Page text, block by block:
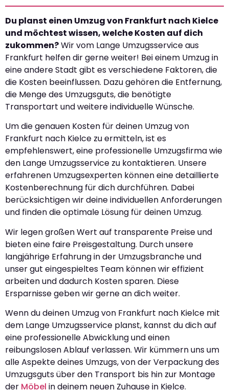
Du planst einen Umzug von Frankfurt nach Kielce
und möchtest wissen, welche Kosten auf dich
zukommen?Wir vom Lange Umzugsservice aus
Frankfurt helfen dir gerne weiter! Bei einem Umzug in
eine andere Stadt gibt es verschiedene Faktoren, die
die Kosten beeinflussen. Dazu gehören die Entfernung,
die Menge des Umzugsguts, die benötigte
Transportart und weitere individuelle Wünsche.
Um die genauen Kosten für deinen Umzug von
Frankfurt nach Kielce zu ermitteln, ist es
empfehlenswert, eine professionelle Umzugsfirma wie
den Lange Umzugsservice zu kontaktieren. Unsere
erfahrenen Umzugsexperten können eine detaillierte
Kostenberechnung für dich durchführen. Dabei
berücksichtigen wir deine individuellen Anforderungen
und finden die optimale Lösung für deinen Umzug.
Wir legen großen Wert auf transparente Preise und
bieten eine faire Preisgestaltung. Durch unsere
langjährige Erfahrung in der Umzugsbranche und
unser gut eingespieltes Team können wir effizient
arbeiten und dadurch Kosten sparen. Diese
Ersparnisse geben wir gerne an dich weiter.
Wenn du deinen Umzug von Frankfurt nach Kielce mit
dem Lange Umzugsservice planst, kannst du dich auf
eine professionelle Abwicklung und einen
reibungslosen Ablauf verlassen. Wir kümmern uns um
alle Aspekte deines Umzugs, von der Verpackung des
Umzugsguts über den Transport bis hin zur Montage
der Möbel in deinem neuen Zuhause in Kielce.